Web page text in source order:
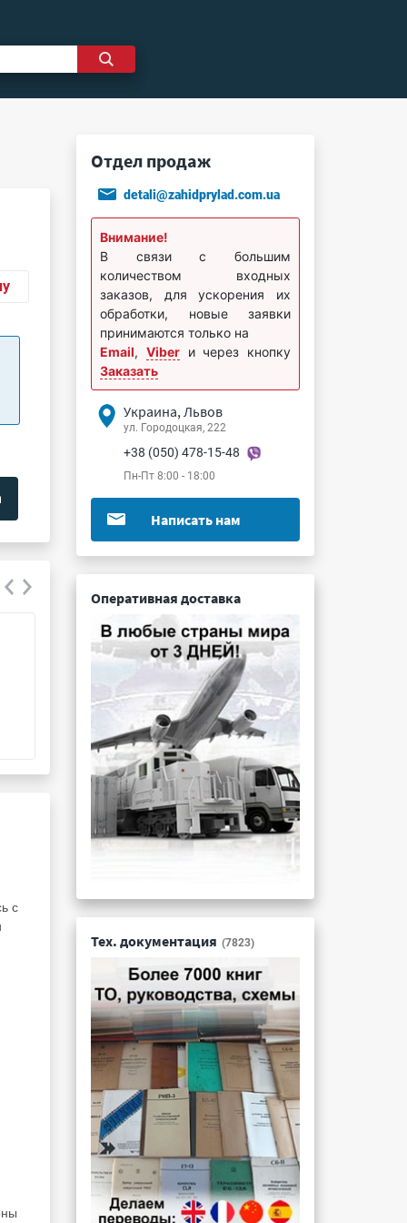
831800C1.AL
Подробнее ...
с
Отдел продаж
detali@zahidprylad.com.ua
Внимание!
В связи с большим
количеством входных
заказов, для ускорения их
обработки, новые заявки
принимаются только на
Email, Viberи через кнопку
Заказать
Украина, Львов
ул. Городоцкая, 222
+38 (050) 478-15-48
Пн-Пт 8:00 - 18:00
Написать нам
Оперативная доставка
Тех. документация (7823)